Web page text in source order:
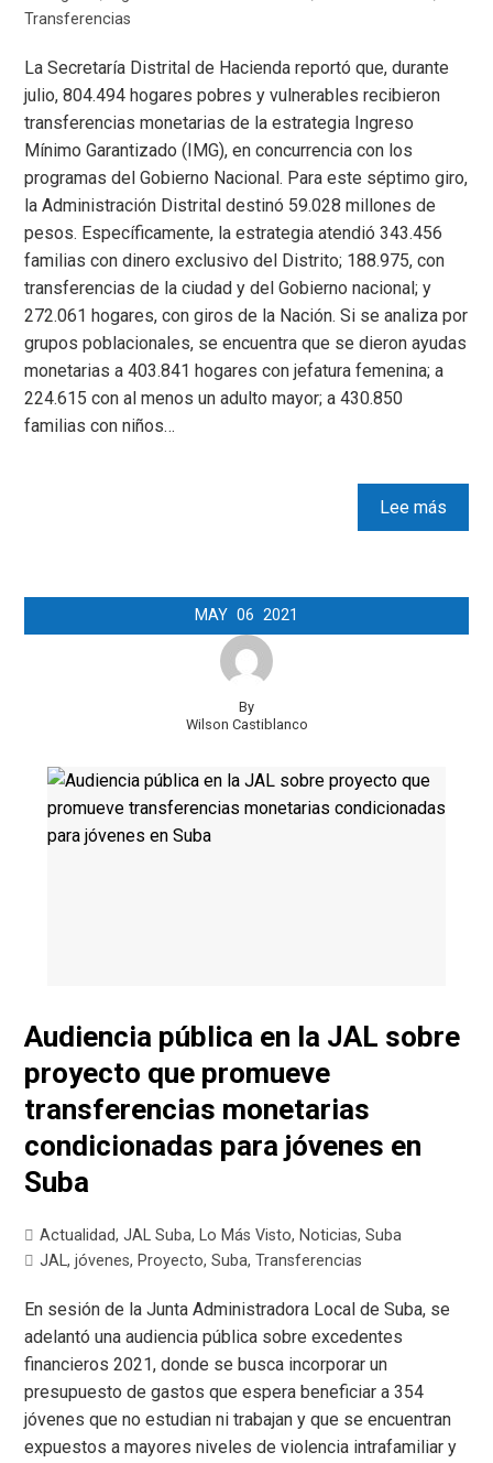
Transferencias
La Secretaría Distrital de Hacienda reportó que, durante
julio, 804.494 hogares pobres y vulnerables recibieron
transferencias monetarias de la estrategia Ingreso
Mínimo Garantizado (IMG), en concurrencia con los
programas del Gobierno Nacional. Para este séptimo giro,
la Administración Distrital destinó 59.028 millones de
pesos. Específicamente, la estrategia atendió 343.456
familias con dinero exclusivo del Distrito; 188.975, con
transferencias de la ciudad y del Gobierno nacional; y
272.061 hogares, con giros de la Nación. Si se analiza por
grupos poblacionales, se encuentra que se dieron ayudas
monetarias a 403.841 hogares con jefatura femenina; a
224.615 con al menos un adulto mayor; a 430.850
familias con niños…
Lee más
MAY 06 2021
By
Wilson Castiblanco
Audiencia pública en la JAL sobre
proyecto que promueve
transferencias monetarias
condicionadas para jóvenes en
Suba
Actualidad,JAL Suba, Lo Más Visto, Noticias,Suba
JAL,jóvenes, Proyecto,Suba,Transferencias
En sesión de la Junta Administradora Local de Suba, se
adelantó una audiencia pública sobre excedentes
financieros 2021, donde se busca incorporar un
presupuesto de gastos que espera beneficiar a 354
jóvenes que no estudian ni trabajan y que se encuentran
expuestos a mayores niveles de violencia intrafamiliar y